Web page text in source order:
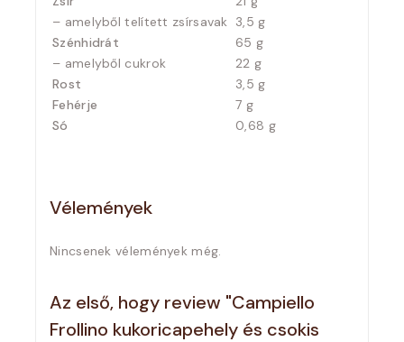
– amelyből telített zsírsavak
3,5 g
Szénhidrát
65 g
– amelyből cukrok
22 g
Rost
3,5 g
Fehérje
7 g
Só
0,68 g
Vélemények
Nincsenek vélemények még.
Az első, hogy review "Campiello
Frollino kukoricapehely és csokis